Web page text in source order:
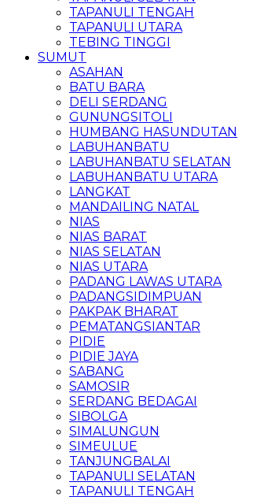
TAPANULI TENGAH
TAPANULI UTARA
TEBING TINGGI
SUMUT
ASAHAN
BATU BARA
DELI SERDANG
GUNUNGSITOLI
HUMBANG HASUNDUTAN
LABUHANBATU
LABUHANBATU SELATAN
LABUHANBATU UTARA
LANGKAT
MANDAILING NATAL
NIAS
NIAS BARAT
NIAS SELATAN
NIAS UTARA
PADANG LAWAS UTARA
PADANGSIDIMPUAN
PAKPAK BHARAT
PEMATANGSIANTAR
PIDIE
PIDIE JAYA
SABANG
SAMOSIR
SERDANG BEDAGAI
SIBOLGA
SIMALUNGUN
SIMEULUE
TANJUNGBALAI
TAPANULI SELATAN
TAPANULI TENGAH